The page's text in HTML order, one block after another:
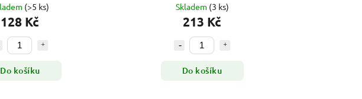
(>5 ks)
128 Kč
Do košíku
Skladem (3 ks)
213 Kč
Do košíku